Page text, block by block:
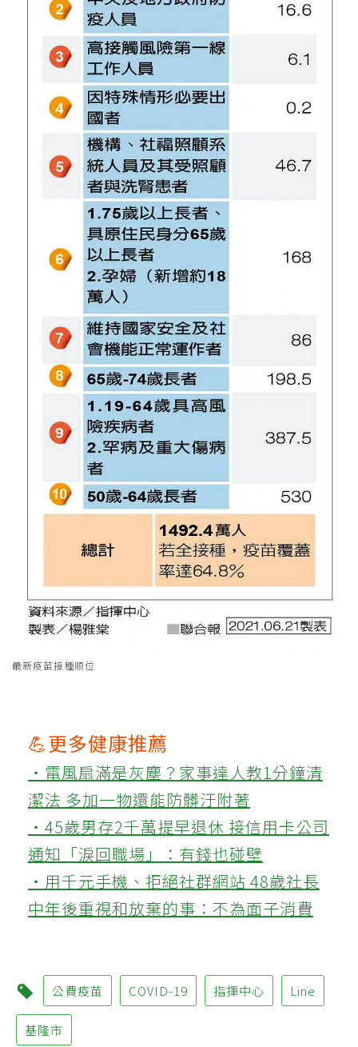
最新疫苗接種順位
💪更多健康推薦
‧電風扇滿是灰塵？家事達人教1分鐘清
潔法 多加一物還能防髒汙附著
‧45歲男存2千萬提早退休 接信用卡公司
通知「淚回職場」：有錢也碰壁
‧用千元手機、拒絕社群網站 48歲社長
中年後重視和放棄的事：不為面子消費
公費疫苗 COVID-19 指揮中心 Line
基隆市